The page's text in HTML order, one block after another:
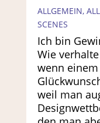
ALLGEMEIN,
SCENES
Ich bin
Wie
wenn
weil man